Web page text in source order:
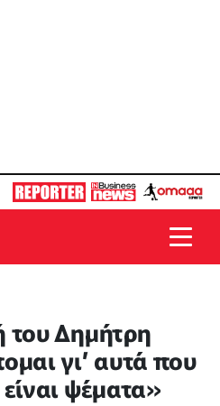
του Δημήτρη
γι’ αυτά που
ψέματα»